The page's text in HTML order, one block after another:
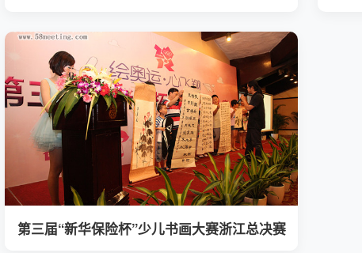
第三届“新华保险杯”少儿书画大赛浙江总决赛